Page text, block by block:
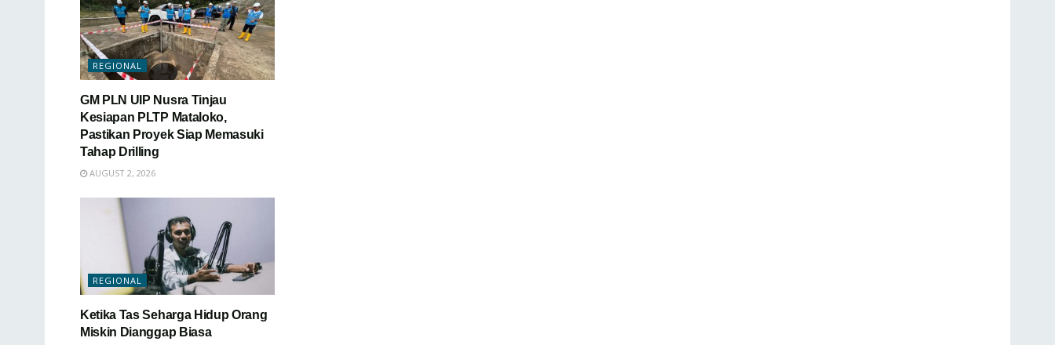
REGIONAL
GM PLN UIP Nusra Tinjau
Kesiapan PLTP Mataloko,
Pastikan Proyek Siap Memasuki
Tahap Drilling
AUGUST 2, 2026
REGIONAL
Ketika Tas Seharga Hidup Orang
Miskin Dianggap Biasa